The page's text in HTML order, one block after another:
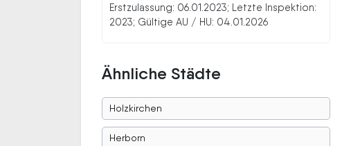
Erstzulassung: 06.01.2023; Letzte Inspektion:
2023; Gültige AU / HU: 04.01.2026
Ähnliche Städte
Holzkirchen
Herborn